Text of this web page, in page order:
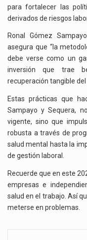
para fortalecer las
derivados de riesgos
Ronal Gómez
asegura que “la
debe verse como un
inversión que trae
recuperación tangible
Estas prácticas que
Sampayo ySequera,
vigente, sino que
robusta a través de
salud mental hasta la
de gestión laboral.
Recuerde que en este
empresas e
salud en el trabajo. Así
meterse en problemas.